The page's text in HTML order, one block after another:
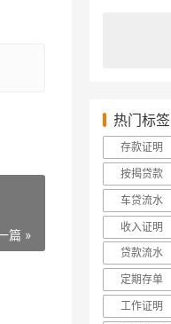
篇 »
热门标签
存款证明
按揭贷款
车贷流水
收入证明
贷款流水
定期存单
工作证明